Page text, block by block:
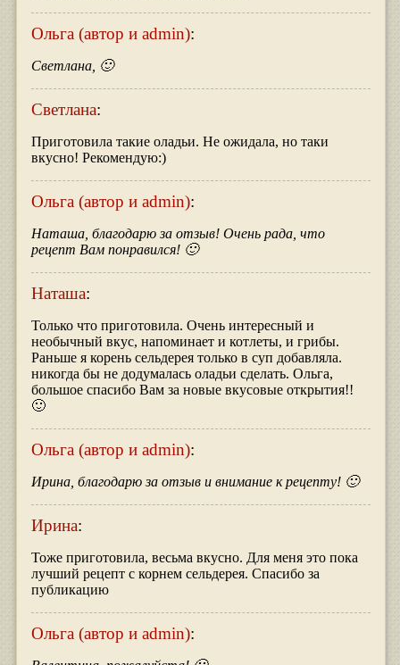
Ольга (автор и admin):
Светлана, 🙂
Светлана:
Приготовила такие оладьи. Не ожидала, но таки
вкусно! Рекомендую:)
Ольга (автор и admin):
Наташа, благодарю за отзыв! Очень рада, что
рецепт Вам понравился! 🙂
Наташа:
Только что приготовила. Очень интересный и
необычный вкус, напоминает и котлеты, и грибы.
Раньше я корень сельдерея только в суп добавляла.
никогда бы не додумалась оладьи сделать. Ольга,
большое спасибо Вам за новые вкусовые открытия!!
🙂
Ольга (автор и admin):
Ирина, благодарю за отзыв и внимание к рецепту! 🙂
Ирина:
Тоже приготовила, весьма вкусно. Для меня это пока
лучший рецепт с корнем сельдерея. Спасибо за
публикацию
Ольга (автор и admin):